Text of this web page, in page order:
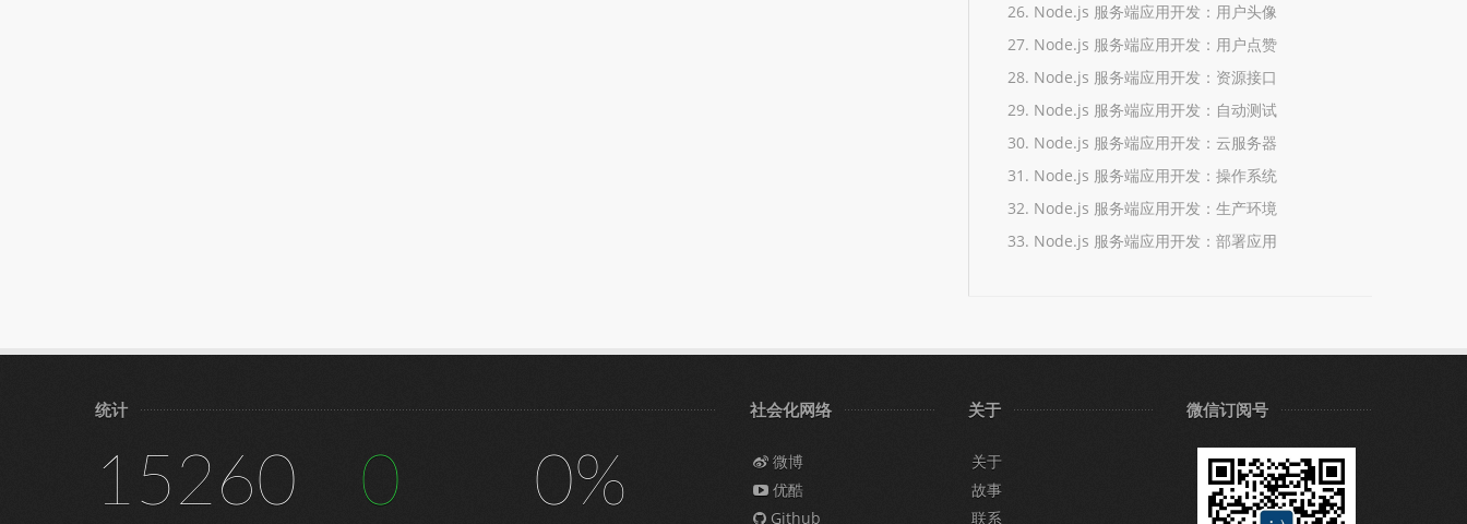
Node.js 服务端应用开发：用户头像
Node.js 服务端应用开发：用户点赞
Node.js 服务端应用开发：资源接口
Node.js 服务端应用开发：自动测试
Node.js 服务端应用开发：云服务器
Node.js 服务端应用开发：操作系统
Node.js 服务端应用开发：生产环境
Node.js 服务端应用开发：部署应用
统计
15260 0 0%
社会化网络
微博
优酷
Github
关于
关于
故事
联系
微信订阅号